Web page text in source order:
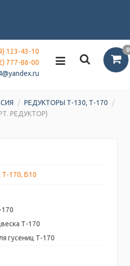
0
123-43-10
777-86-00
/ РЕДУКТОРЫ Т-130, Т-170
/
РЕДУКТОР)
Т-170, Б10
Т-170
гусениц Т-170